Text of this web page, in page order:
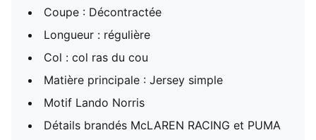
Coupe : Décontractée
Longueur : régulière
Col : col ras du cou
Matière principale : Jersey simple
Motif Lando Norris
Détails brandés McLAREN RACING et PUMA